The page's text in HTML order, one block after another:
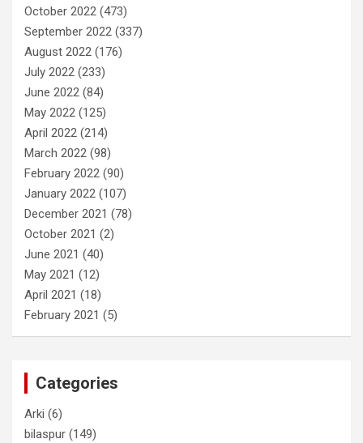
October 2022 (473)
September 2022 (337)
August 2022 (176)
July 2022 (233)
June 2022 (84)
May 2022 (125)
April 2022 (214)
March 2022 (98)
February 2022 (90)
January 2022 (107)
December 2021 (78)
October 2021 (2)
June 2021 (40)
May 2021 (12)
April 2021 (18)
February 2021 (5)
Categories
Arki (6)
bilaspur (149)